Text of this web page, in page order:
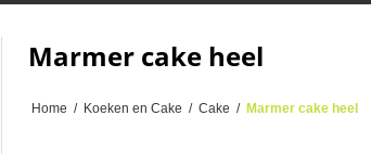
Marmer cake heel
Home / Koeken en Cake / Cake / Marmer cake heel